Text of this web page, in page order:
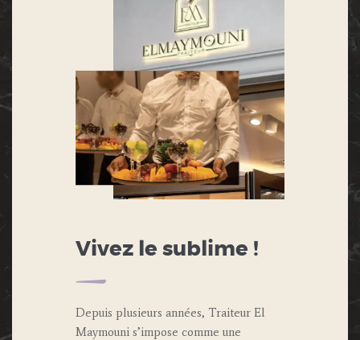
Vivez le sublime !
Depuis plusieurs années, Traiteur El
Maymouni s’impose comme une